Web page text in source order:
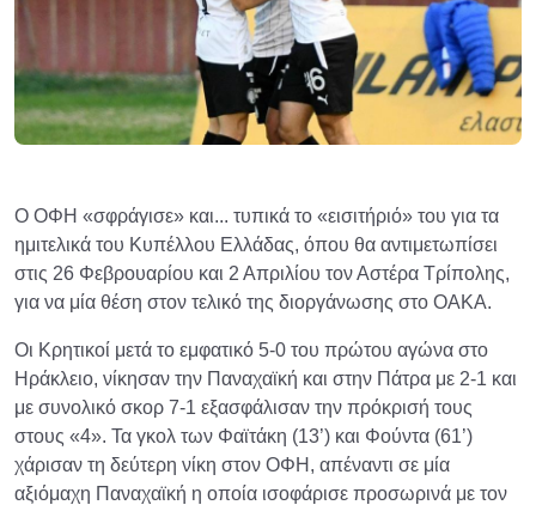
Ο ΟΦΗ «σφράγισε» και... τυπικά το «εισιτήριό» του για τα
ημιτελικά του Κυπέλλου Ελλάδας, όπου θα αντιμετωπίσει
στις 26 Φεβρουαρίου και 2 Απριλίου τον Αστέρα Τρίπολης,
για να μία θέση στον τελικό της διοργάνωσης στο ΟΑΚΑ.
Οι Κρητικοί μετά το εμφατικό 5-0 του πρώτου αγώνα στο
Ηράκλειο, νίκησαν την Παναχαϊκή και στην Πάτρα με 2-1 και
με συνολικό σκορ 7-1 εξασφάλισαν την πρόκρισή τους
στους «4». Τα γκολ των Φαϊτάκη (13’) και Φούντα (61’)
χάρισαν τη δεύτερη νίκη στον ΟΦΗ, απέναντι σε μία
αξιόμαχη Παναχαϊκή η οποία ισοφάρισε προσωρινά με τον